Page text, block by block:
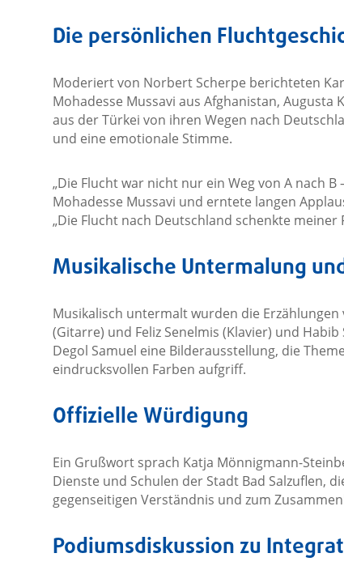
Die persönlichen
Moderiert von Norbert Scherpe berichteten
Mohadesse Mussavi aus Afghanistan,
aus der Türkei von ihren Wegen nach
und eine emotionale Stimme.
„Die Flucht war nicht nur ein Weg von A nach B
Mohadesse Mussavi und erntete langen
„Die Flucht nach Deutschland schenkte meiner
Musikalische Untermalung
Musikalisch untermalt wurden die
(Gitarre) und Feliz Senelmis (Klavier) und
Degol Samuel eine Bilderausstellung, die
eindrucksvollen Farben aufgriff.
Offizielle Würdigung
Ein Grußwort sprach Katja Mönnigmann-
Dienste und Schulen der Stadt Bad Salzuflen,
gegenseitigen Verständnis und zum
Podiumsdiskussion zu